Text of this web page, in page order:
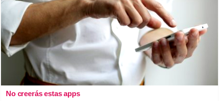
No creerás estas apps